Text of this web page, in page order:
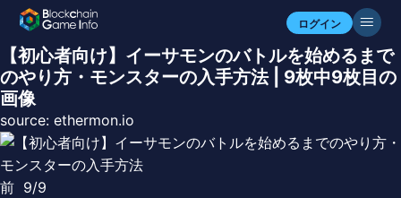
ログイン
【初心者向け】イーサモンのバトルを始めるまで
のやり方・モンスターの入手方法 | 9枚中9枚目の
画像
source: ethermon.io
前 9/9